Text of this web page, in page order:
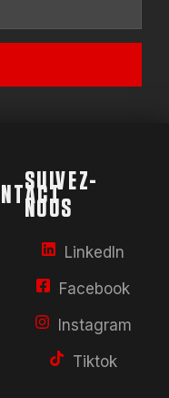
SUIVEZ-
NOUS
LinkedIn
Facebook
Instagram
Tiktok